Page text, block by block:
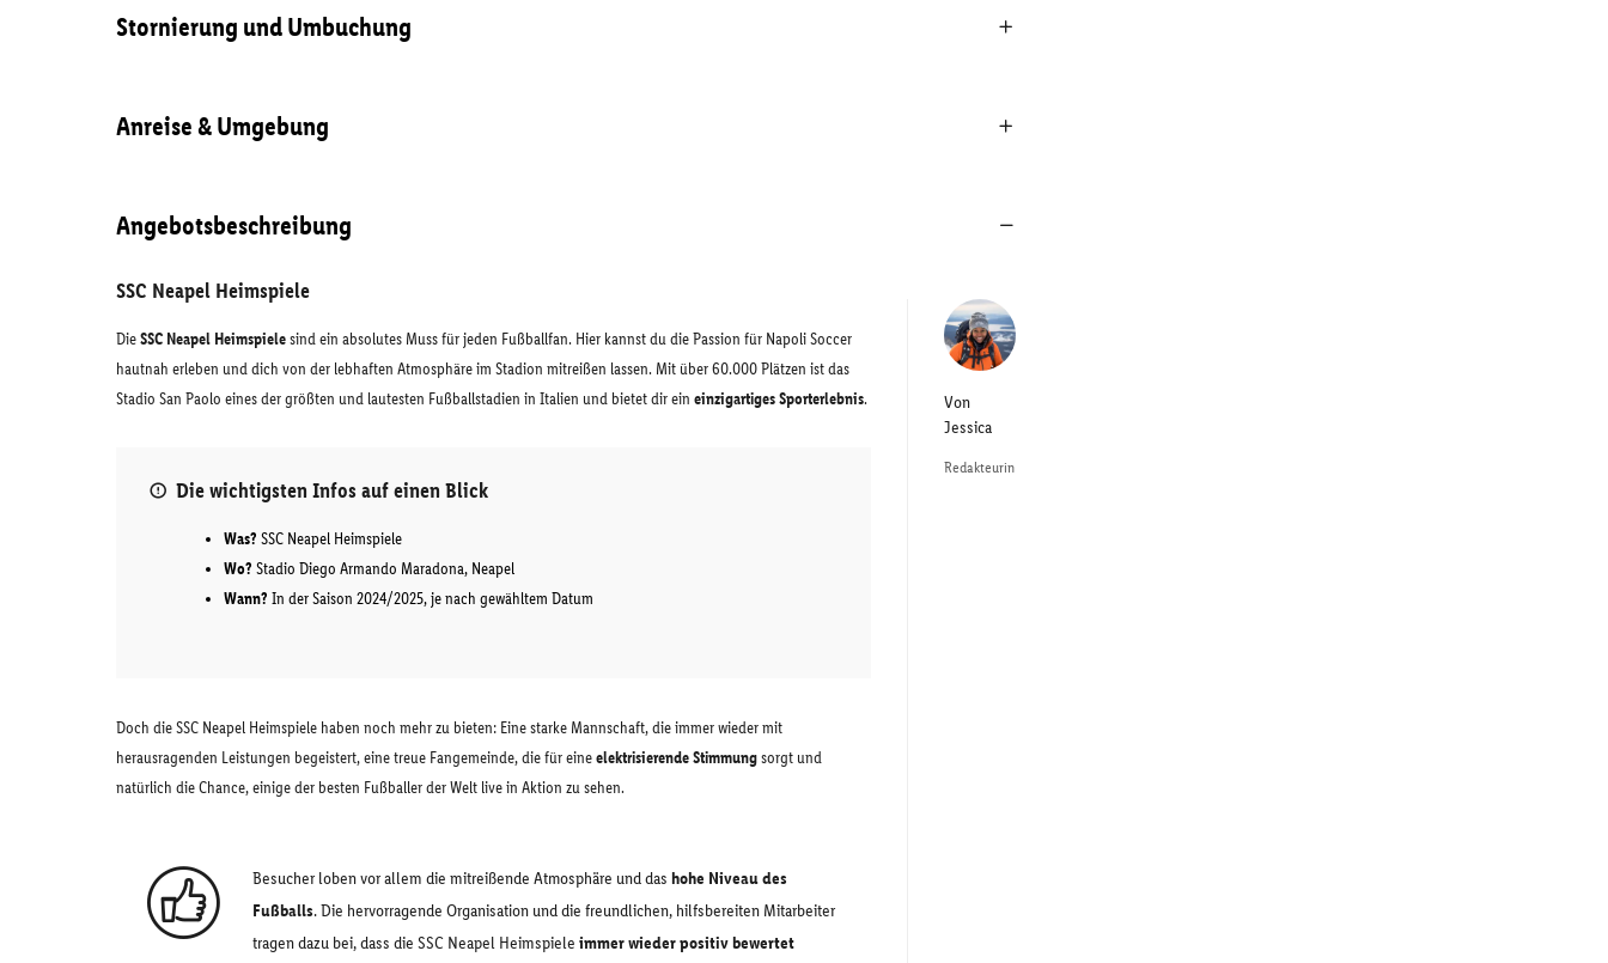
Stornierung und Umbuchung
Anreise & Umgebung
Angebotsbeschreibung
SSC Neapel Heimspiele
DieSSC Neapel Heimspielesind ein absolutes Muss für jeden Fußballfan. Hier kannst du die Passion für Napoli Soccer
hautnah erleben und dich von der lebhaften Atmosphäre im Stadion mitreißen lassen. Mit über 60.000 Plätzen ist das
Stadio San Paolo eines der größten und lautesten Fußballstadien in Italien und bietet dir ein einzigartiges Sporterlebnis.
Die wichtigsten Infos auf einen Blick
Was? SSC Neapel Heimspiele
Wo? Stadio Diego Armando Maradona, Neapel
Wann? In der Saison 2024/2025, je nach gewähltem Datum
Doch die SSC Neapel Heimspiele haben noch mehr zu bieten: Eine starke Mannschaft, die immer wieder mit
herausragenden Leistungen begeistert, eine treue Fangemeinde, die für eineelektrisierende Stimmungsorgt und
natürlich die Chance, einige der besten Fußballer der Welt live in Aktion zu sehen.
Besucher loben vor allem die mitreißende Atmosphäre und das hohe Niveau des
Fußballs. Die hervorragende Organisation und die freundlichen, hilfsbereiten Mitarbeiter
tragen dazu bei, dass die SSC Neapel Heimspiele immer wieder positiv bewertet
Von
Jessica
Redakteurin